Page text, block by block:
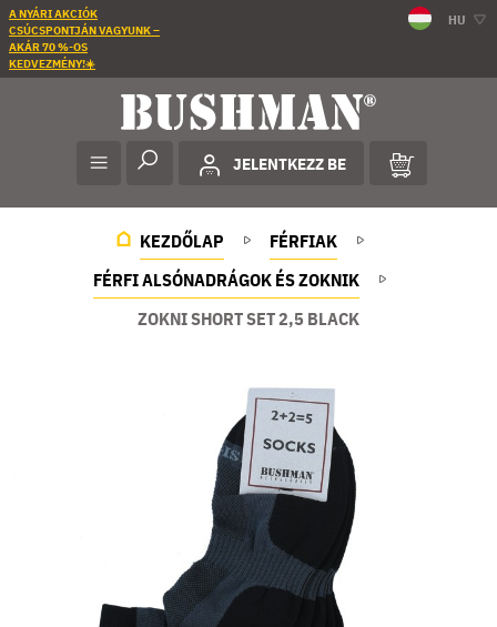
A NYÁRI AKCIÓK
CSÚCSPONTJÁN VAGYUNK –
AKÁR 70 %-OS
KEDVEZMÉNY!☀️
HU
JELENTKEZZ BE
KEZDŐLAP
FÉRFIAK
FÉRFI ALSÓNADRÁGOK ÉS ZOKNIK
ZOKNI SHORT SET 2,5 BLACK